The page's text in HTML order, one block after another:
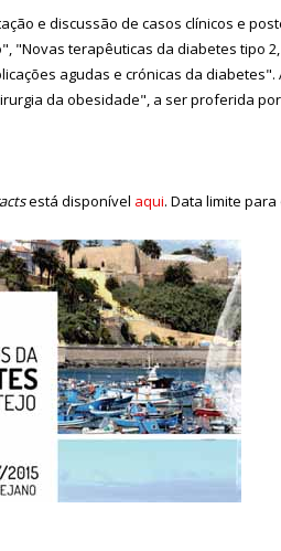
e discussão de casos clínicos e
"Novas terapêuticas da diabetes tipo
agudas e crónicas da diabetes".
da obesidade", a ser proferida
está disponível aqui. Data limite